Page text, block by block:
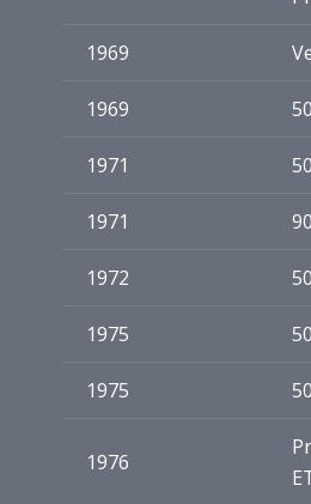
1969
1969
1971
1971
1972
1975
1975
1976